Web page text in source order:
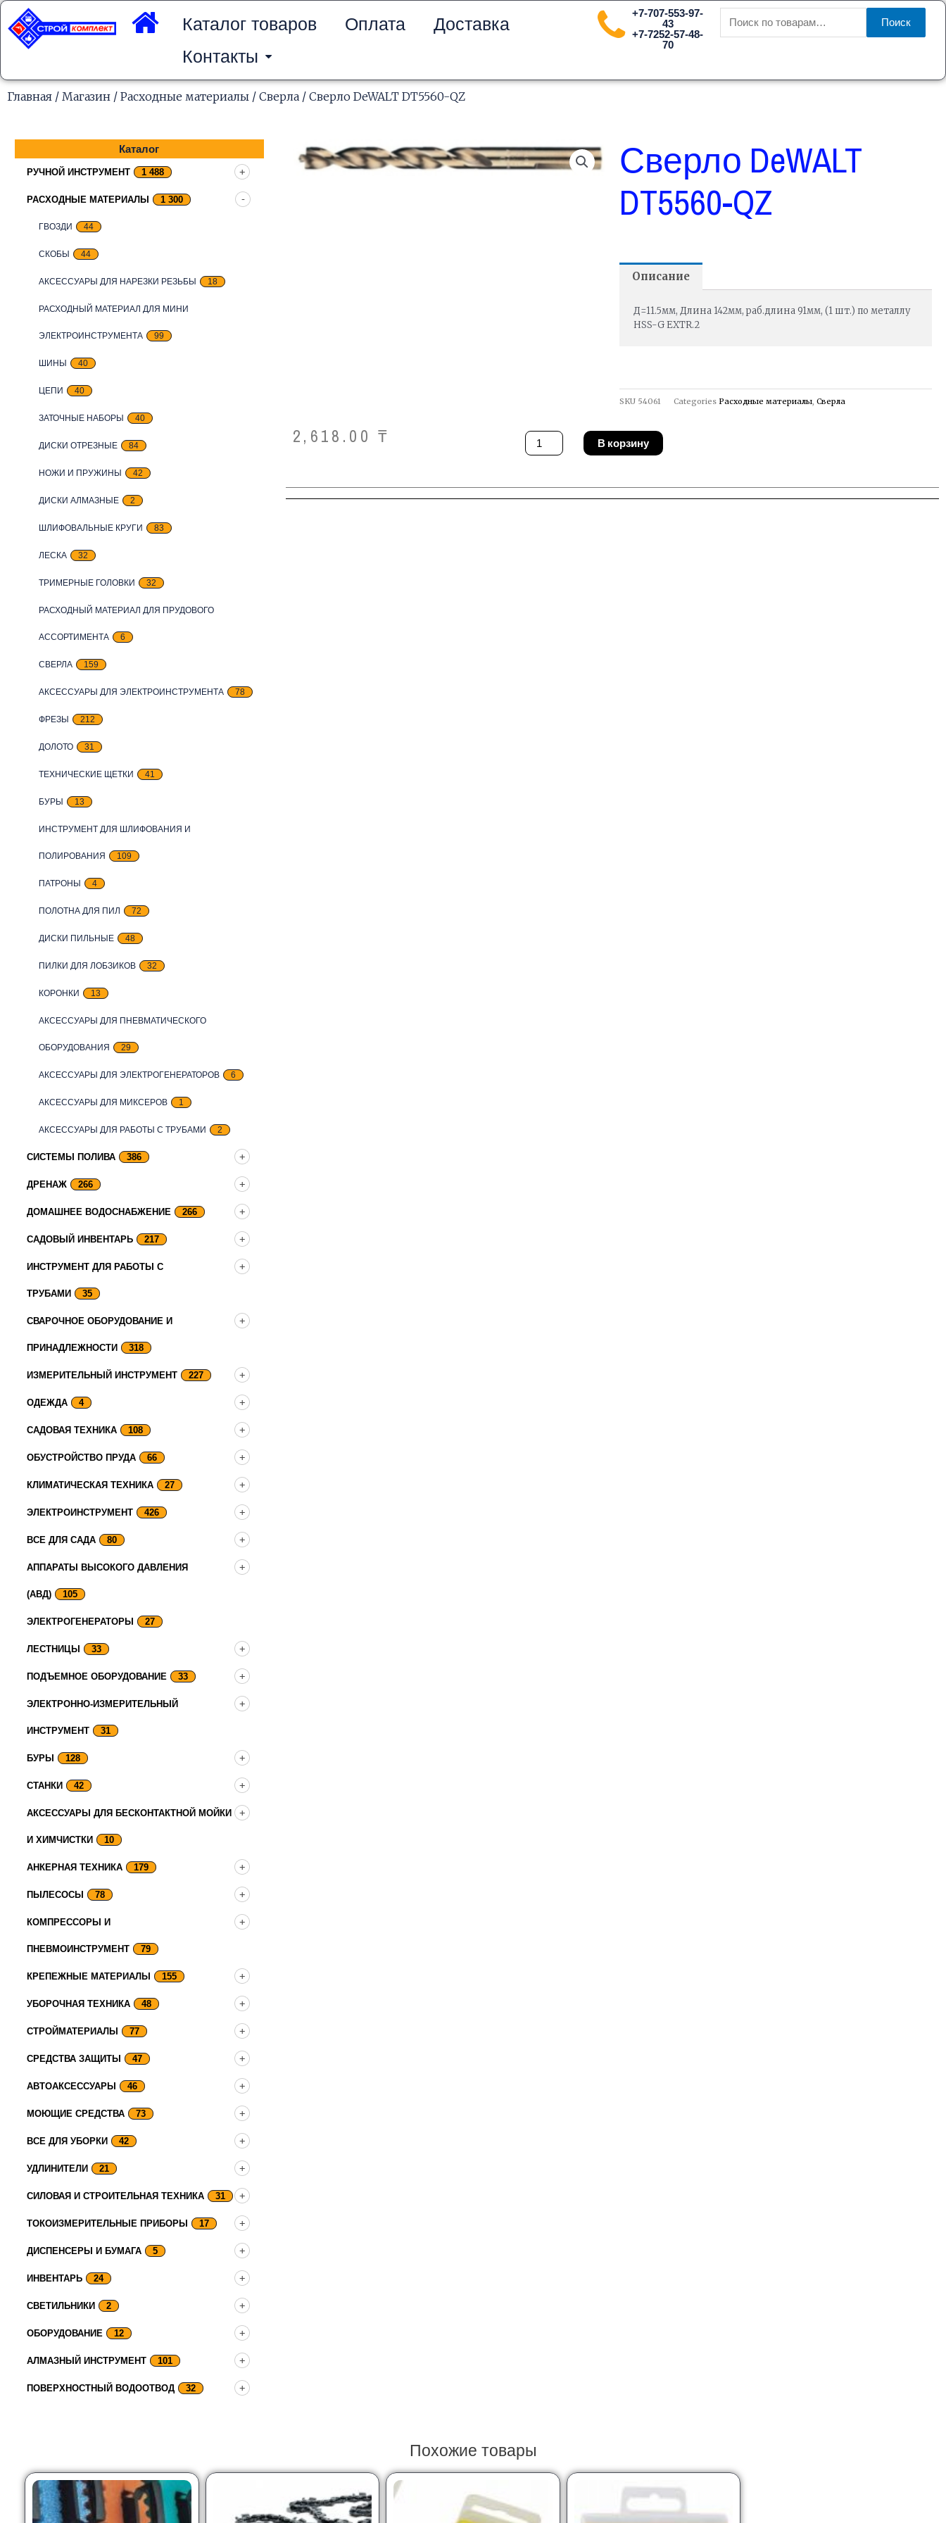
Перейти
содержимому
Каталог товаров Оплата
Доставка
Контакты
+7-707-553-97-
43
+7-7252-57-48-
70
Искать:
Поиск
Главная / Магазин / Расходные материалы / Сверла / Сверло DeWALT DT5560-QZ
Каталог
РУЧНОЙ ИНСТРУМЕНТ 1 488
РАСХОДНЫЕ МАТЕРИАЛЫ 1 300
ГВОЗДИ 44
СКОБЫ 44
АКСЕССУАРЫ ДЛЯ НАРЕЗКИ РЕЗЬБЫ 18
РАСХОДНЫЙ МАТЕРИАЛ ДЛЯ МИНИ
ЭЛЕКТРОИНСТРУМЕНТА 99
ШИНЫ 40
ЦЕПИ 40
ЗАТОЧНЫЕ НАБОРЫ 40
ДИСКИ ОТРЕЗНЫЕ 84
НОЖИ И ПРУЖИНЫ 42
ДИСКИ АЛМАЗНЫЕ 2
ШЛИФОВАЛЬНЫЕ КРУГИ 83
ЛЕСКА 32
ТРИМЕРНЫЕ ГОЛОВКИ 32
РАСХОДНЫЙ МАТЕРИАЛ ДЛЯ ПРУДОВОГО
АССОРТИМЕНТА 6
СВЕРЛА 159
АКСЕССУАРЫ ДЛЯ ЭЛЕКТРОИНСТРУМЕНТА 78
ФРЕЗЫ 212
ДОЛОТО 31
ТЕХНИЧЕСКИЕ ЩЕТКИ 41
БУРЫ 13
ИНСТРУМЕНТ ДЛЯ ШЛИФОВАНИЯ И
ПОЛИРОВАНИЯ 109
ПАТРОНЫ 4
ПОЛОТНА ДЛЯ ПИЛ 72
ДИСКИ ПИЛЬНЫЕ 48
ПИЛКИ ДЛЯ ЛОБЗИКОВ 32
КОРОНКИ 13
АКСЕССУАРЫ ДЛЯ ПНЕВМАТИЧЕСКОГО
ОБОРУДОВАНИЯ 29
АКСЕССУАРЫ ДЛЯ ЭЛЕКТРОГЕНЕРАТОРОВ 6
АКСЕССУАРЫ ДЛЯ МИКСЕРОВ 1
АКСЕССУАРЫ ДЛЯ РАБОТЫ С ТРУБАМИ 2
СИСТЕМЫ ПОЛИВА 386
ДРЕНАЖ 266
ДОМАШНЕЕ ВОДОСНАБЖЕНИЕ 266
САДОВЫЙ ИНВЕНТАРЬ 217
ИНСТРУМЕНТ ДЛЯ РАБОТЫ С
ТРУБАМИ 35
СВАРОЧНОЕ ОБОРУДОВАНИЕ И
ПРИНАДЛЕЖНОСТИ 318
ИЗМЕРИТЕЛЬНЫЙ ИНСТРУМЕНТ 227
ОДЕЖДА 4
САДОВАЯ ТЕХНИКА 108
ОБУСТРОЙСТВО ПРУДА 66
КЛИМАТИЧЕСКАЯ ТЕХНИКА 27
ЭЛЕКТРОИНСТРУМЕНТ 426
ВСЕ ДЛЯ САДА 80
АППАРАТЫ ВЫСОКОГО ДАВЛЕНИЯ
(АВД) 105
ЭЛЕКТРОГЕНЕРАТОРЫ 27
ЛЕСТНИЦЫ 33
ПОДЪЕМНОЕ ОБОРУДОВАНИЕ 33
ЭЛЕКТРОННО-ИЗМЕРИТЕЛЬНЫЙ
ИНСТРУМЕНТ 31
БУРЫ 128
СТАНКИ 42
АКСЕССУАРЫ ДЛЯ БЕСКОНТАКТНОЙ МОЙКИ
И ХИМЧИСТКИ 10
АНКЕРНАЯ ТЕХНИКА 179
ПЫЛЕСОСЫ 78
КОМПРЕССОРЫ И
ПНЕВМОИНСТРУМЕНТ 79
КРЕПЕЖНЫЕ МАТЕРИАЛЫ 155
УБОРОЧНАЯ ТЕХНИКА 48
СТРОЙМАТЕРИАЛЫ 77
СРЕДСТВА ЗАЩИТЫ 47
АВТОАКСЕССУАРЫ 46
МОЮЩИЕ СРЕДСТВА 73
ВСЕ ДЛЯ УБОРКИ 42
УДЛИНИТЕЛИ 21
СИЛОВАЯ И СТРОИТЕЛЬНАЯ ТЕХНИКА 31
ТОКОИЗМЕРИТЕЛЬНЫЕ ПРИБОРЫ 17
ДИСПЕНСЕРЫ И БУМАГА 5
ИНВЕНТАРЬ 24
СВЕТИЛЬНИКИ 2
ОБОРУДОВАНИЕ 12
АЛМАЗНЫЙ ИНСТРУМЕНТ 101
ПОВЕРХНОСТНЫЙ ВОДООТВОД 32
Сверло DeWALT
DT5560-QZ
Описание
Д=11.5мм, Длина 142мм, раб.длина 91мм, (1 шт.) по металлу
HSS-G EXTR.2
SKU 54061 Categories Расходные материалы, Сверла
2,618.00₸
Количество
товара
Сверло
QZ
В корзину
Похожие товары